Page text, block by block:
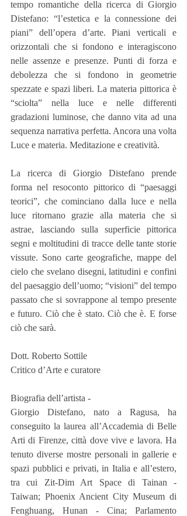
tempo romantiche della ricerca di Giorgio
Distefano: “l’estetica e la connessione dei
piani” dell’opera d’arte. Piani verticali e
orizzontali che si fondono e interagiscono
nelle assenze e presenze. Punti di forza e
debolezza che si fondono in geometrie
spezzate e spazi liberi. La materia pittorica è
“sciolta” nella luce e nelle differenti
gradazioni luminose, che danno vita ad una
sequenza narrativa perfetta. Ancora una volta
Luce e materia. Meditazione e creatività.
La ricerca di Giorgio Distefano prende
forma nel resoconto pittorico di “paesaggi
teorici”, che cominciano dalla luce e nella
luce ritornano grazie alla materia che si
astrae, lasciando sulla superficie pittorica
segni e moltitudini di tracce delle tante storie
vissute. Sono carte geografiche, mappe del
cielo che svelano disegni, latitudini e confini
del paesaggio dell’uomo; “visioni” del tempo
passato che si sovrappone al tempo presente
e futuro. Ciò che è stato. Ciò che è. E forse
ciò che sarà.
Dott. Roberto Sottile
Critico d’Arte e curatore
Biografia dell’artista -
Giorgio Distefano, nato a Ragusa, ha
conseguito la laurea all’Accademia di Belle
Arti di Firenze, città dove vive e lavora. Ha
tenuto diverse mostre personali in gallerie e
spazi pubblici e privati, in Italia e all’estero,
tra cui Zit-Dim Art Space di Tainan -
Taiwan; Phoenix Ancient City Museum di
Fenghuang, Hunan - Cina; Parlamento